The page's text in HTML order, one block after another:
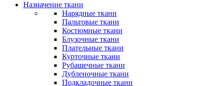
Назначение ткани
Нарядные ткани
Пальтовые ткани
Костюмные ткани
Блузочные ткани
Плательные ткани
Курточные ткани
Рубашечные ткани
Дубленочные ткани
Подкладочные ткани